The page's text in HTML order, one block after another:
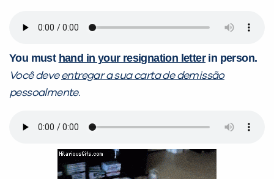
You must hand in your resignation letterin person.
Você deveentregar a sua carta de demissão
pessoalmente.